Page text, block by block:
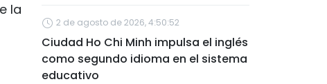
la
2 de agosto de 2026, 4:50:52
Ciudad Ho Chi Minh impulsa el inglés
como segundo idioma en el sistema
educativo